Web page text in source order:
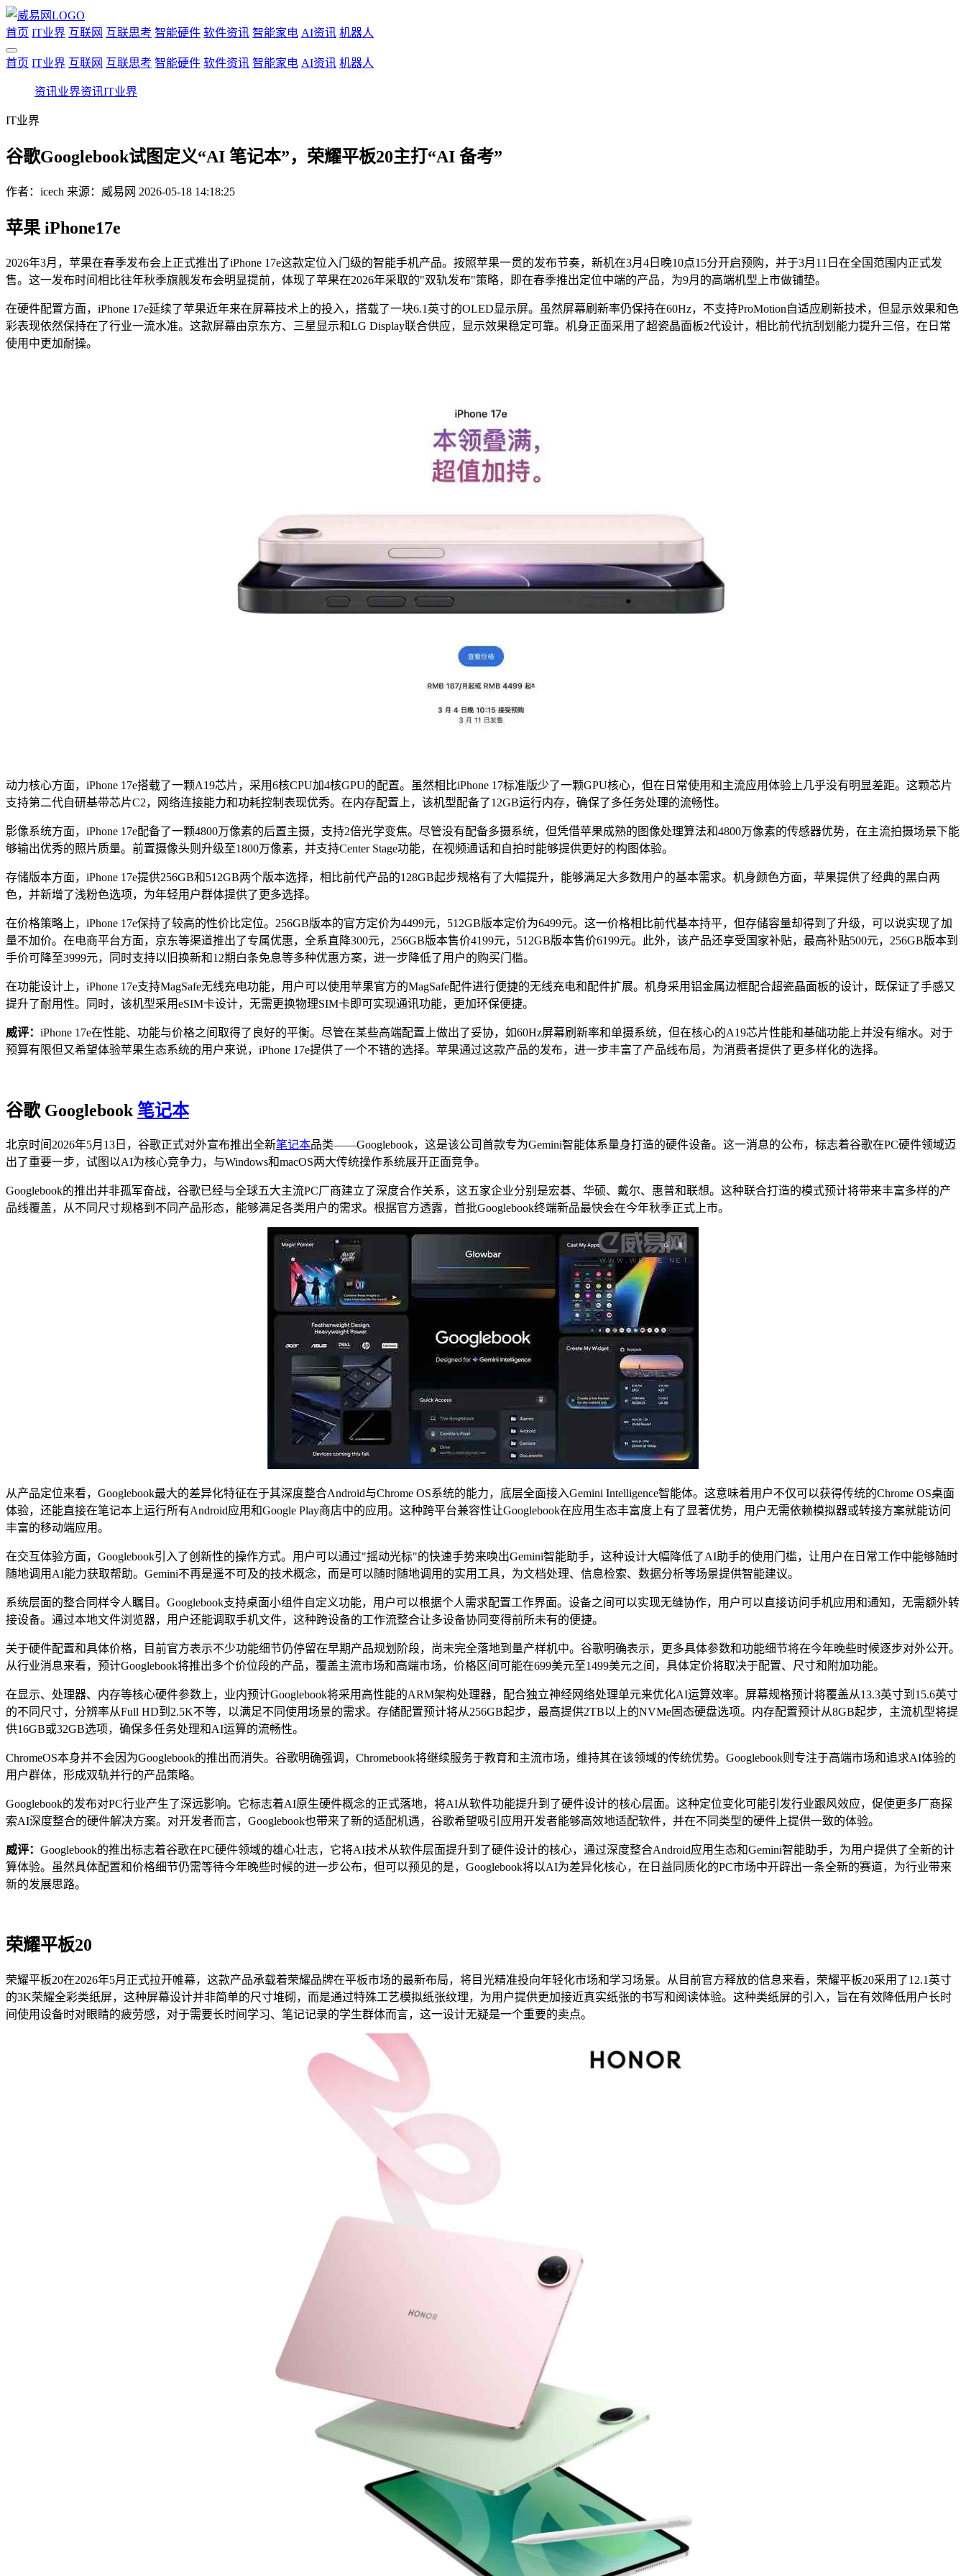
首页 IT业界 互联网 互联思考 智能硬件 软件资讯 智能家电 AI资讯 机器人
首页 IT业界 互联网 互联思考 智能硬件 软件资讯 智能家电 AI资讯 机器人
资讯业界资讯IT业界
IT业界
谷歌Googlebook试图定义“AI 笔记本”，荣耀平板20主打“AI 备考”
作者： icech 来源：威易网 2026-05-18 14:18:25
苹果 iPhone17e
2026年3月，苹果在春季发布会上正式推出了iPhone 17e这款定位入门级的智能手机产品。按照苹果一贯的发布节奏，新机在3月4日晚10点15分开启预购，并于3月11日在全国范围内正式发
售。这一发布时间相比往年秋季旗舰发布会明显提前，体现了苹果在2026年采取的"双轨发布"策略，即在春季推出定位中端的产品，为9月的高端机型上市做铺垫。
在硬件配置方面，iPhone 17e延续了苹果近年来在屏幕技术上的投入，搭载了一块6.1英寸的OLED显示屏。虽然屏幕刷新率仍保持在60Hz，不支持ProMotion自适应刷新技术，但显示效果和色
彩表现依然保持在了行业一流水准。这款屏幕由京东方、三星显示和LG Display联合供应，显示效果稳定可靠。机身正面采用了超瓷晶面板2代设计，相比前代抗刮划能力提升三倍，在日常
使用中更加耐操。
动力核心方面，iPhone 17e搭载了一颗A19芯片，采用6核CPU加4核GPU的配置。虽然相比iPhone 17标准版少了一颗GPU核心，但在日常使用和主流应用体验上几乎没有明显差距。这颗芯片
支持第二代自研基带芯片C2，网络连接能力和功耗控制表现优秀。在内存配置上，该机型配备了12GB运行内存，确保了多任务处理的流畅性。
影像系统方面，iPhone 17e配备了一颗4800万像素的后置主摄，支持2倍光学变焦。尽管没有配备多摄系统，但凭借苹果成熟的图像处理算法和4800万像素的传感器优势，在主流拍摄场景下能
够输出优秀的照片质量。前置摄像头则升级至1800万像素，并支持Center Stage功能，在视频通话和自拍时能够提供更好的构图体验。
存储版本方面，iPhone 17e提供256GB和512GB两个版本选择，相比前代产品的128GB起步规格有了大幅提升，能够满足大多数用户的基本需求。机身颜色方面，苹果提供了经典的黑白两
色，并新增了浅粉色选项，为年轻用户群体提供了更多选择。
在价格策略上，iPhone 17e保持了较高的性价比定位。256GB版本的官方定价为4499元，512GB版本定价为6499元。这一价格相比前代基本持平，但存储容量却得到了升级，可以说实现了加
量不加价。在电商平台方面，京东等渠道推出了专属优惠，全系直降300元，256GB版本售价4199元，512GB版本售价6199元。此外，该产品还享受国家补贴，最高补贴500元，256GB版本到
手价可降至3999元，同时支持以旧换新和12期白条免息等多种优惠方案，进一步降低了用户的购买门槛。
在功能设计上，iPhone 17e支持MagSafe无线充电功能，用户可以使用苹果官方的MagSafe配件进行便捷的无线充电和配件扩展。机身采用铝金属边框配合超瓷晶面板的设计，既保证了手感又
提升了耐用性。同时，该机型采用eSIM卡设计，无需更换物理SIM卡即可实现通讯功能，更加环保便捷。
威评： iPhone 17e在性能、功能与价格之间取得了良好的平衡。尽管在某些高端配置上做出了妥协，如60Hz屏幕刷新率和单摄系统，但在核心的A19芯片性能和基础功能上并没有缩水。对于
预算有限但又希望体验苹果生态系统的用户来说，iPhone 17e提供了一个不错的选择。苹果通过这款产品的发布，进一步丰富了产品线布局，为消费者提供了更多样化的选择。
谷歌 Googlebook 笔记本
北京时间2026年5月13日，谷歌正式对外宣布推出全新笔记本品类——Googlebook，这是该公司首款专为Gemini智能体系量身打造的硬件设备。这一消息的公布，标志着谷歌在PC硬件领域迈
出了重要一步，试图以AI为核心竞争力，与Windows和macOS两大传统操作系统展开正面竞争。
Googlebook的推出并非孤军奋战，谷歌已经与全球五大主流PC厂商建立了深度合作关系，这五家企业分别是宏碁、华硕、戴尔、惠普和联想。这种联合打造的模式预计将带来丰富多样的产
品线覆盖，从不同尺寸规格到不同产品形态，能够满足各类用户的需求。根据官方透露，首批Googlebook终端新品最快会在今年秋季正式上市。
从产品定位来看，Googlebook最大的差异化特征在于其深度整合Android与Chrome OS系统的能力，底层全面接入Gemini Intelligence智能体。这意味着用户不仅可以获得传统的Chrome OS桌面
体验，还能直接在笔记本上运行所有Android应用和Google Play商店中的应用。这种跨平台兼容性让Googlebook在应用生态丰富度上有了显著优势，用户无需依赖模拟器或转接方案就能访问
丰富的移动端应用。
在交互体验方面，Googlebook引入了创新性的操作方式。用户可以通过"摇动光标"的快速手势来唤出Gemini智能助手，这种设计大幅降低了AI助手的使用门槛，让用户在日常工作中能够随时
随地调用AI能力获取帮助。Gemini不再是遥不可及的技术概念，而是可以随时随地调用的实用工具，为文档处理、信息检索、数据分析等场景提供智能建议。
系统层面的整合同样令人瞩目。Googlebook支持桌面小组件自定义功能，用户可以根据个人需求配置工作界面。设备之间可以实现无缝协作，用户可以直接访问手机应用和通知，无需额外转
接设备。通过本地文件浏览器，用户还能调取手机文件，这种跨设备的工作流整合让多设备协同变得前所未有的便捷。
关于硬件配置和具体价格，目前官方表示不少功能细节仍停留在早期产品规划阶段，尚未完全落地到量产样机中。谷歌明确表示，更多具体参数和功能细节将在今年晚些时候逐步对外公开。
从行业消息来看，预计Googlebook将推出多个价位段的产品，覆盖主流市场和高端市场，价格区间可能在699美元至1499美元之间，具体定价将取决于配置、尺寸和附加功能。
在显示、处理器、内存等核心硬件参数上，业内预计Googlebook将采用高性能的ARM架构处理器，配合独立神经网络处理单元来优化AI运算效率。屏幕规格预计将覆盖从13.3英寸到15.6英寸
的不同尺寸，分辨率从Full HD到2.5K不等，以满足不同使用场景的需求。存储配置预计将从256GB起步，最高提供2TB以上的NVMe固态硬盘选项。内存配置预计从8GB起步，主流机型将提
供16GB或32GB选项，确保多任务处理和AI运算的流畅性。
ChromeOS本身并不会因为Googlebook的推出而消失。谷歌明确强调，Chromebook将继续服务于教育和主流市场，维持其在该领域的传统优势。Googlebook则专注于高端市场和追求AI体验的
用户群体，形成双轨并行的产品策略。
Googlebook的发布对PC行业产生了深远影响。它标志着AI原生硬件概念的正式落地，将AI从软件功能提升到了硬件设计的核心层面。这种定位变化可能引发行业跟风效应，促使更多厂商探
索AI深度整合的硬件解决方案。对开发者而言，Googlebook也带来了新的适配机遇，谷歌希望吸引应用开发者能够高效地适配软件，并在不同类型的硬件上提供一致的体验。
威评： Googlebook的推出标志着谷歌在PC硬件领域的雄心壮志，它将AI技术从软件层面提升到了硬件设计的核心，通过深度整合Android应用生态和Gemini智能助手，为用户提供了全新的计
算体验。虽然具体配置和价格细节仍需等待今年晚些时候的进一步公布，但可以预见的是，Googlebook将以AI为差异化核心，在日益同质化的PC市场中开辟出一条全新的赛道，为行业带来
新的发展思路。
荣耀平板20
荣耀平板20在2026年5月正式拉开帷幕，这款产品承载着荣耀品牌在平板市场的最新布局，将目光精准投向年轻化市场和学习场景。从目前官方释放的信息来看，荣耀平板20采用了12.1英寸
的3K荣耀全彩类纸屏，这种屏幕设计并非简单的尺寸堆砌，而是通过特殊工艺模拟纸张纹理，为用户提供更加接近真实纸张的书写和阅读体验。这种类纸屏的引入，旨在有效降低用户长时
间使用设备时对眼睛的疲劳感，对于需要长时间学习、笔记记录的学生群体而言，这一设计无疑是一个重要的卖点。